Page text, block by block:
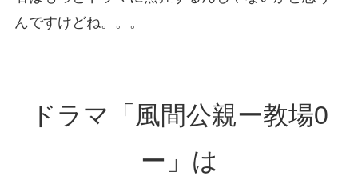
んですけどね。。。
ドラマ「風間公親ー教場0
ー」は